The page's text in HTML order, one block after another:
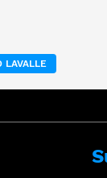
LAVALLE